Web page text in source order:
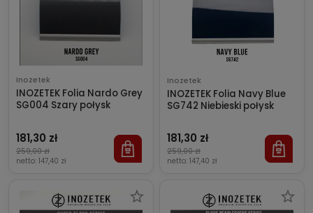
Inozetek
INOZETEK Folia Nardo Grey
SG004 Szary połysk
181,30 zł
259,00 zł
netto: 147,40 zł
Inozetek
INOZETEK Folia Navy Blue
SG742 Niebieski połysk
181,30 zł
259,00 zł
netto: 147,40 zł